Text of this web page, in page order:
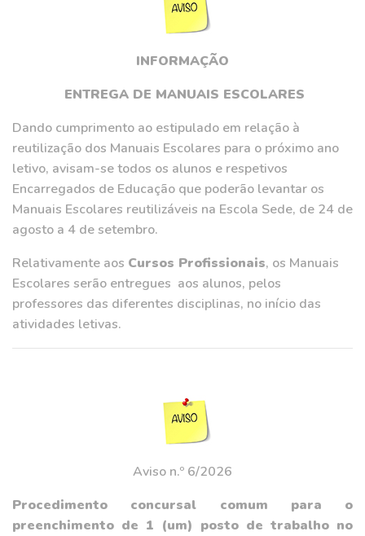
INFORMAÇÃO
ENTREGA DE MANUAIS ESCOLARES
Dando cumprimento ao estipulado em relação à
reutilização dos Manuais Escolares para o próximo ano
letivo, avisam-se todos os alunos e respetivos
Encarregados de Educação que poderão levantar os
Manuais Escolares reutilizáveis na Escola Sede, de 24 de
agosto a 4 de setembro.
Relativamente aos Cursos Profissionais, os Manuais
Escolares serão entregues aos alunos, pelos
professores das diferentes disciplinas, no início das
atividades letivas.
Aviso n.º 6/2026
Procedimento concursal comum para o
preenchimento de 1 (um) posto de trabalho no